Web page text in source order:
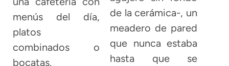
menús del día,
platos
combinados o
bocatas.
de la cerámica-, un
meadero de pared
que nunca estaba
hasta que se